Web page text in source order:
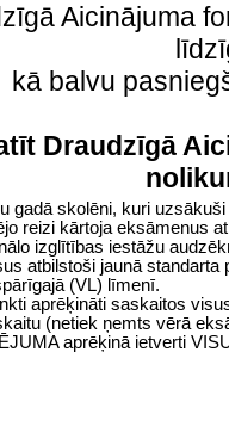
Aicinājuma
kā balvu
Draudzīgā
gadā skolēni, kuri
reizi kārtoja eksāmenus
izglītības iestāžu
atbilstoši jaunā
(VL) līmenī.
aprēķināti saskaitos
(netiek ņemts vērā
aprēķinā ietverti